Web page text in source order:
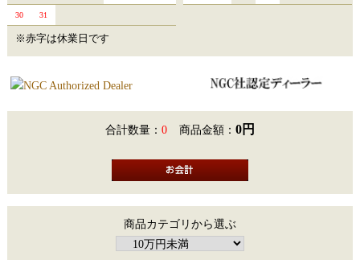
30 31
※赤字は休業日です
合計数量： 0 商品金額： 0円
商品カテゴリから選ぶ